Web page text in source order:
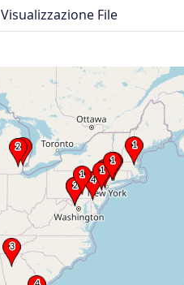
Visualizzazione File